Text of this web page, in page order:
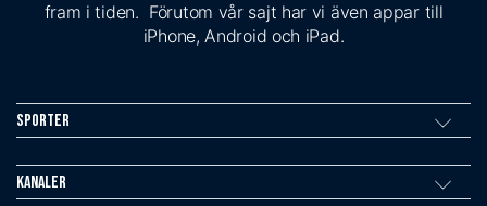
fram i tiden. Förutom vår sajt har vi även appar till
iPhone, Android och iPad.
Sporter
Kanaler